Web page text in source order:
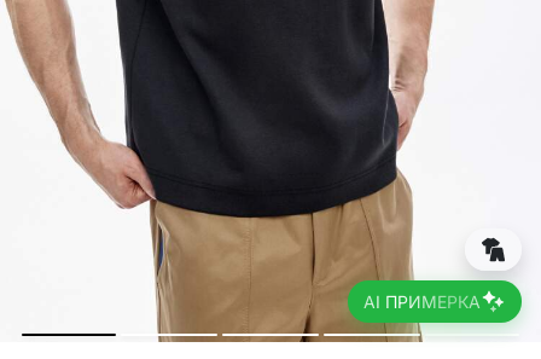
AI ПРИМЕРКА